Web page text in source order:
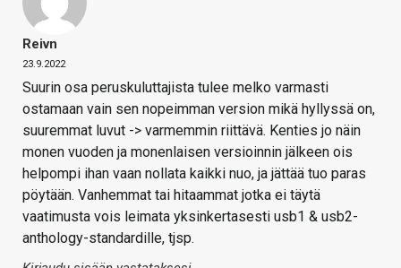
Reivn
23.9.2022
Suurin osa peruskuluttajista tulee melko varmasti
ostamaan vain sen nopeimman version mikä hyllyssä on,
suuremmat luvut -> varmemmin riittävä. Kenties jo näin
monen vuoden ja monenlaisen versioinnin jälkeen ois
helpompi ihan vaan nollata kaikki nuo, ja jättää tuo paras
pöytään. Vanhemmat tai hitaammat jotka ei täytä
vaatimusta vois leimata yksinkertasesti usb1 & usb2-
anthology-standardille, tjsp.